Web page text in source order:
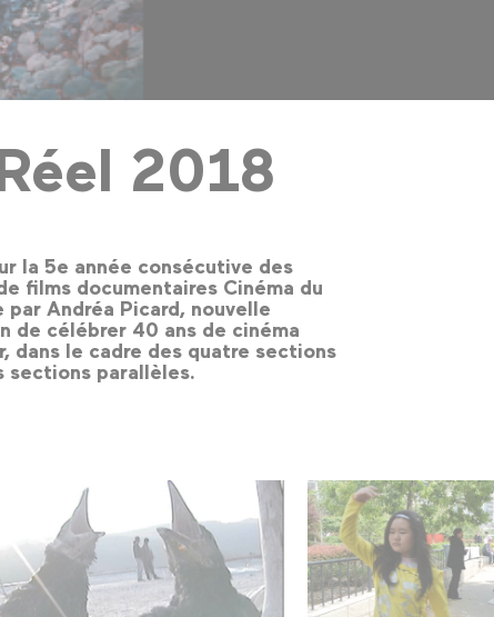
2018
la 5e année consécutive des
films documentaires Cinéma du
Andréa Picard, nouvelle
de célébrer 40 ans de cinéma
dans le cadre des quatre sections
parallèles.